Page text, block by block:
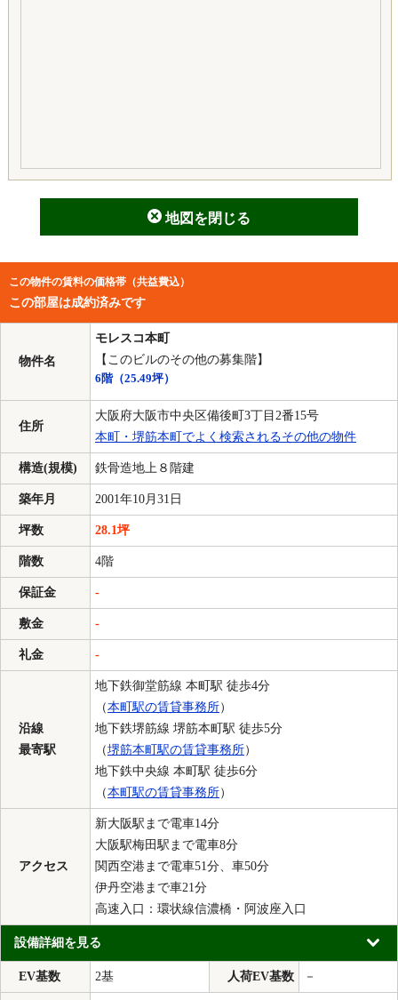
地図を閉じる
この物件の賃料の価格帯（共益費込）
この部屋は成約済みです
物件名
モレスコ本町
【このビルのその他の募集階】
6階（25.49坪）
住所
大阪府大阪市中央区備後町3丁目2番15号
本町・堺筋本町でよく検索されるその他の物件
構造(規模) 鉄骨造地上８階建
築年月 2001年10月31日
坪数 28.1坪
階数 4階
保証金 -
敷金 -
礼金 -
沿線
最寄駅
地下鉄御堂筋線 本町駅 徒歩4分
（本町駅の賃貸事務所）
地下鉄堺筋線 堺筋本町駅 徒歩5分
（堺筋本町駅の賃貸事務所）
地下鉄中央線 本町駅 徒歩6分
（本町駅の賃貸事務所）
アクセス
新大阪駅まで電車14分
大阪駅梅田駅まで電車8分
関西空港まで電車51分、車50分
伊丹空港まで車21分
高速入口：環状線信濃橋・阿波座入口
設備詳細を見る
EV基数 2基 人荷EV基数 －